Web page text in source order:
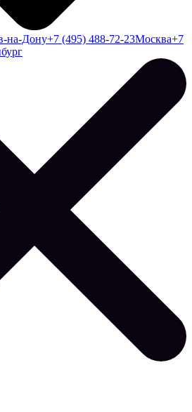
на-Дону+7 (495) 488-72-23Москва+7